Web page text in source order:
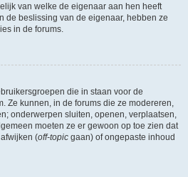
van welke de eigenaar aan hen heeft
de beslissing van de eigenaar, hebben ze
in de forums.
die in staan voor de
Ze kunnen, in de forums die ze modereren,
onderwerpen sluiten, openen, verplaatsen,
moeten ze er gewoon op toe zien dat
(off-topic gaan) of ongepaste inhoud